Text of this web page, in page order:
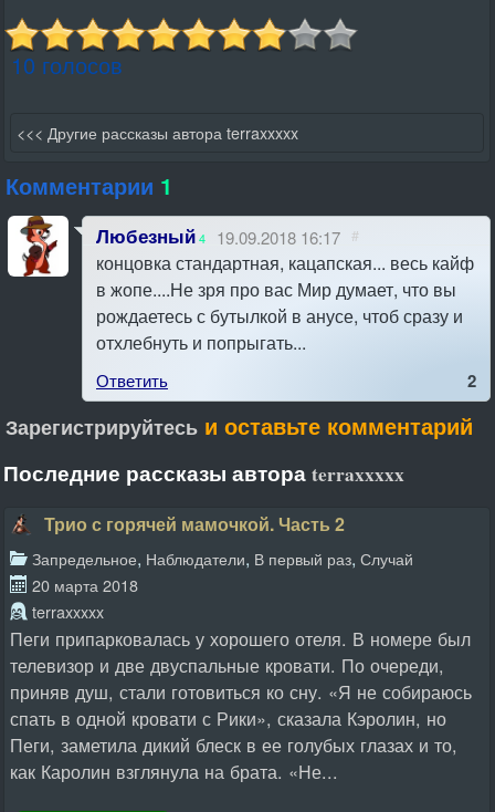
10 голосов
<<< Другие рассказы автора terraxxxxx
Комментарии 1
Любезный4 19.09.2018 16:17 #
концовка стандартная, кацапская... весь кайф
в жопе....Не зря про вас Мир думает, что вы
рождаетесь с бутылкой в анусе, чтоб сразу и
отхлебнуть и попрыгать...
Ответить 2
Зарегистрируйтесь и оставьте комментарий
Последние рассказы автора terraxxxxx
Трио с горячей мамочкой. Часть 2
Запредельное, Наблюдатели, В первый раз, Случай
20 марта 2018
terraxxxxx
Пеги припарковалась у хорошего отеля. В номере был
телевизор и две двуспальные кровати. По очереди,
приняв душ, стали готовиться ко сну. «Я не собираюсь
спать в одной кровати с Рики», сказала Кэролин, но
Пеги, заметила дикий блеск в ее голубых глазах и то,
как Каролин взглянула на брата. «Не...